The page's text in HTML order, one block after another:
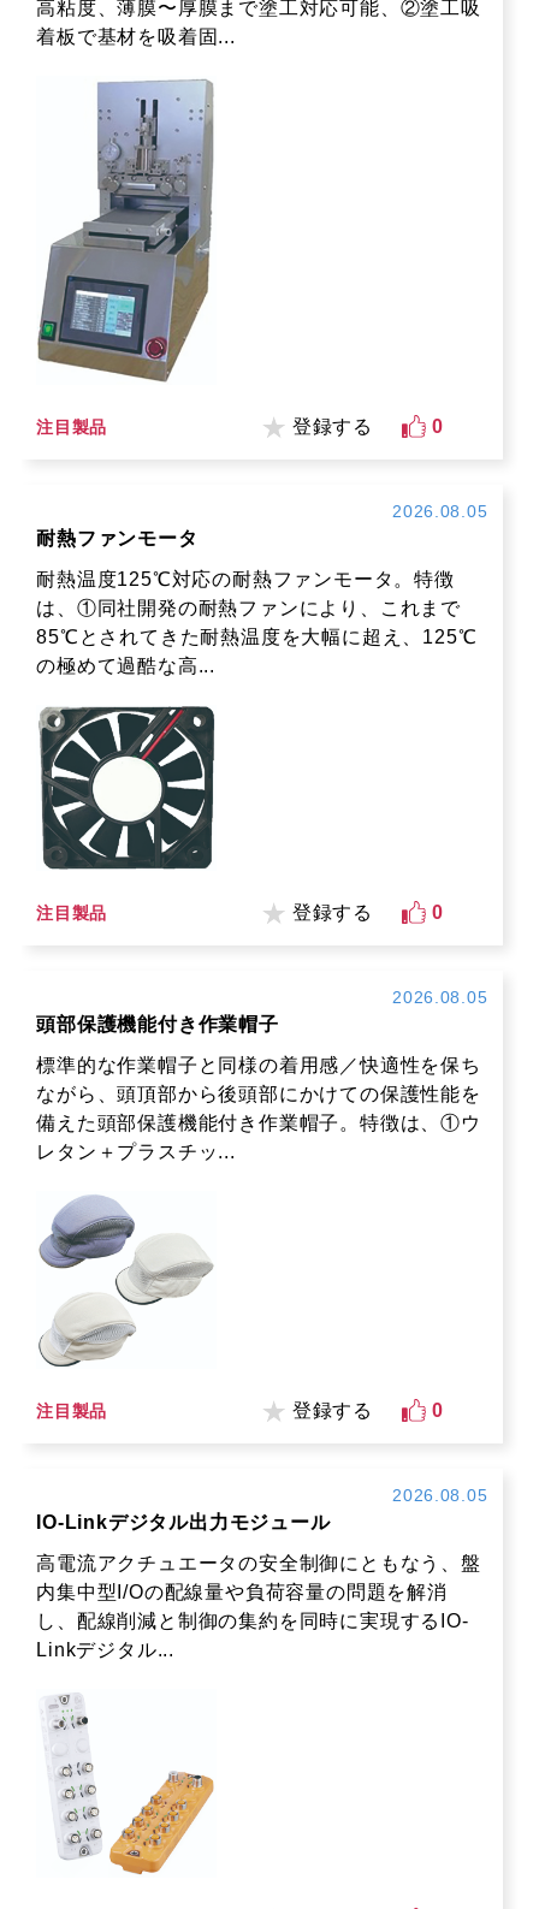
高粘度、薄膜〜厚膜まで塗工対応可能、②塗工吸
着板で基材を吸着固...
注目製品 登録する 0
2026.08.05
耐熱ファンモータ
耐熱温度125℃対応の耐熱ファンモータ。特徴
は、①同社開発の耐熱ファンにより、これまで
85℃とされてきた耐熱温度を大幅に超え、125℃
の極めて過酷な高...
注目製品 登録する 0
2026.08.05
頭部保護機能付き作業帽子
標準的な作業帽子と同様の着用感／快適性を保ち
ながら、頭頂部から後頭部にかけての保護性能を
備えた頭部保護機能付き作業帽子。特徴は、①ウ
レタン＋プラスチッ...
注目製品 登録する 0
2026.08.05
IO-Linkデジタル出力モジュール
高電流アクチュエータの安全制御にともなう、盤
内集中型I/Oの配線量や負荷容量の問題を解消
し、配線削減と制御の集約を同時に実現するIO-
Linkデジタル...